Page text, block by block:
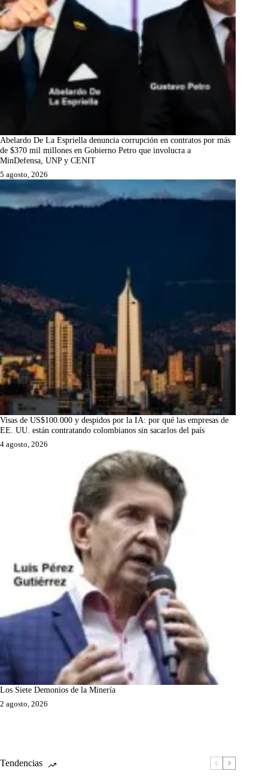
Abelardo De La Espriella denuncia corrupción en contratos por más
de $370 mil millones en Gobierno Petro que involucra a
MinDefensa, UNP y CENIT
5 agosto, 2026
Visas de US$100.000 y despidos por la IA: por qué las empresas de
EE. UU. están contratando colombianos sin sacarlos del país
4 agosto, 2026
Los Siete Demonios de la Minería
2 agosto, 2026
Tendencias